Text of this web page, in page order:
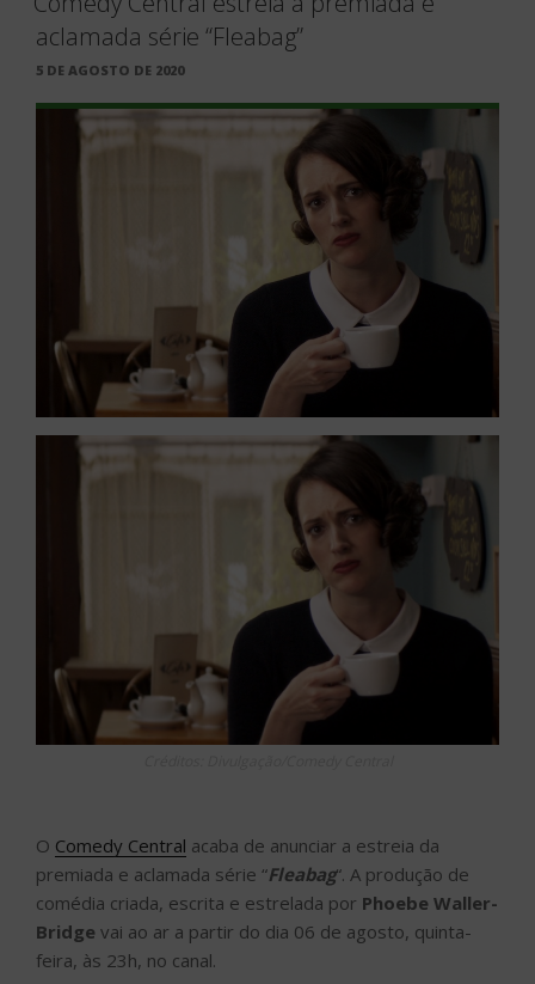
aclamada série “Fleabag”
PUBLICADO
5 DE AGOSTO DE 2020
O Comedy Central acaba de anunciar a estreia da
premiada e aclamada série “Fleabag“. A produção de
comédia criada, escrita e estrelada por Phoebe Waller-
Bridge vai ao ar a partir do dia 06 de agosto, quinta-
feira, às 23h, no canal.